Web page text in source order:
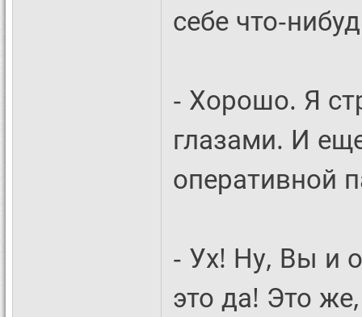
себе что-
- Хорошо. Я
глазами. И
оперативной
- Ух! Ну, Вы и
это да! Это